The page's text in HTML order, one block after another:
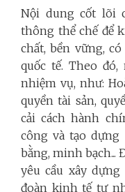
Nội dung cốt lõi
thông thể chế để
chất, bền vững,
quốc tế. Theo
nhiệm vụ, như:
quyền tài sản,
cải cách hành
công và tạo
bằng, minh bạch...
yêu cầu xây
đoàn kinh tế tư